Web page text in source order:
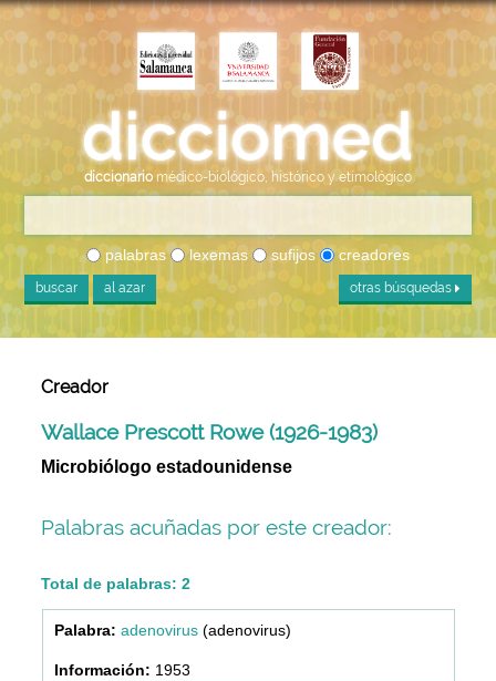
diccionario médico-biológico, histórico y etimológico
palabras lexemas sufijos creadores
buscar al azar otras búsquedas
Creador
Wallace Prescott Rowe (1926-1983)
Microbiólogo estadounidense
Palabras acuñadas por este creador:
Total de palabras: 2
adenovirus(adenovirus)
1953